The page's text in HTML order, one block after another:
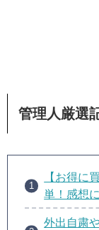
管理人厳選
【お得に
単！感想
外出自粛